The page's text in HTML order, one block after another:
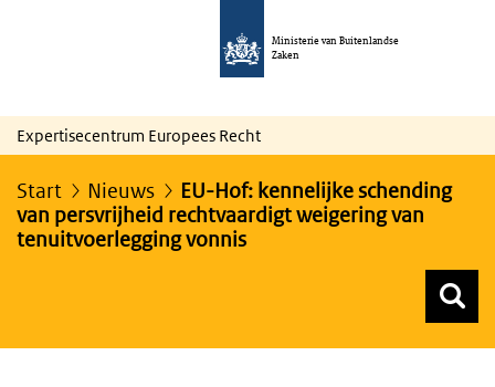
Ministerie van Buitenlandse
Zaken
Expertisecentrum Europees Recht
Start Nieuws
EU-Hof: kennelijke schending
van persvrijheid rechtvaardigt weigering van
tenuitvoerlegging vonnis